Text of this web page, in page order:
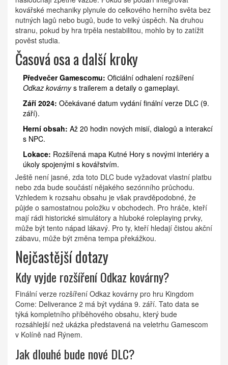
kovářské mechaniky plynule do celkového herního světa bez
nutných lagů nebo bugů, bude to velký úspěch. Na druhou
stranu, pokud by hra trpěla nestabilitou, mohlo by to zatížit
pověst studia.
Časová osa a další kroky
Předvečer Gamescomu: Oficiální odhalení rozšíření
Odkaz kovárnys trailerem a detaily o gameplayi.
Září 2024: Očekávané datum vydání finální verze DLC (9.
září).
Herní obsah: Až 20 hodin nových misií, dialogů a interakcí
s NPC.
Lokace: Rozšířená mapa Kutné Hory s novými interiéry a
úkoly spojenými s kovářstvím.
Ještě není jasné, zda toto DLC bude vyžadovat vlastní platbu
nebo zda bude součástí nějakého sezónního průchodu.
Vzhledem k rozsahu obsahu je však pravděpodobné, že
půjde o samostatnou položku v obchodech. Pro hráče, kteří
mají rádi historické simulátory a hluboké roleplaying prvky,
může být tento nápad lákavý. Pro ty, kteří hledají čistou akční
zábavu, může být změna tempa překážkou.
Nejčastější dotazy
Kdy vyjde rozšíření Odkaz kovárny?
Finální verze rozšíření Odkaz kovárny pro hru Kingdom
Come: Deliverance 2 má být vydána 9. září. Tato data se
týká kompletního příběhového obsahu, který bude
rozsáhlejší než ukázka představená na veletrhu Gamescom
v Kolíně nad Rýnem.
Jak dlouhé bude nové DLC?